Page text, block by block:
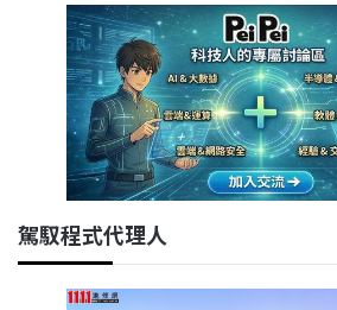
駕馭程式代理人